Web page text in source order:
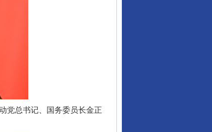
党总书记、国务委员长金正